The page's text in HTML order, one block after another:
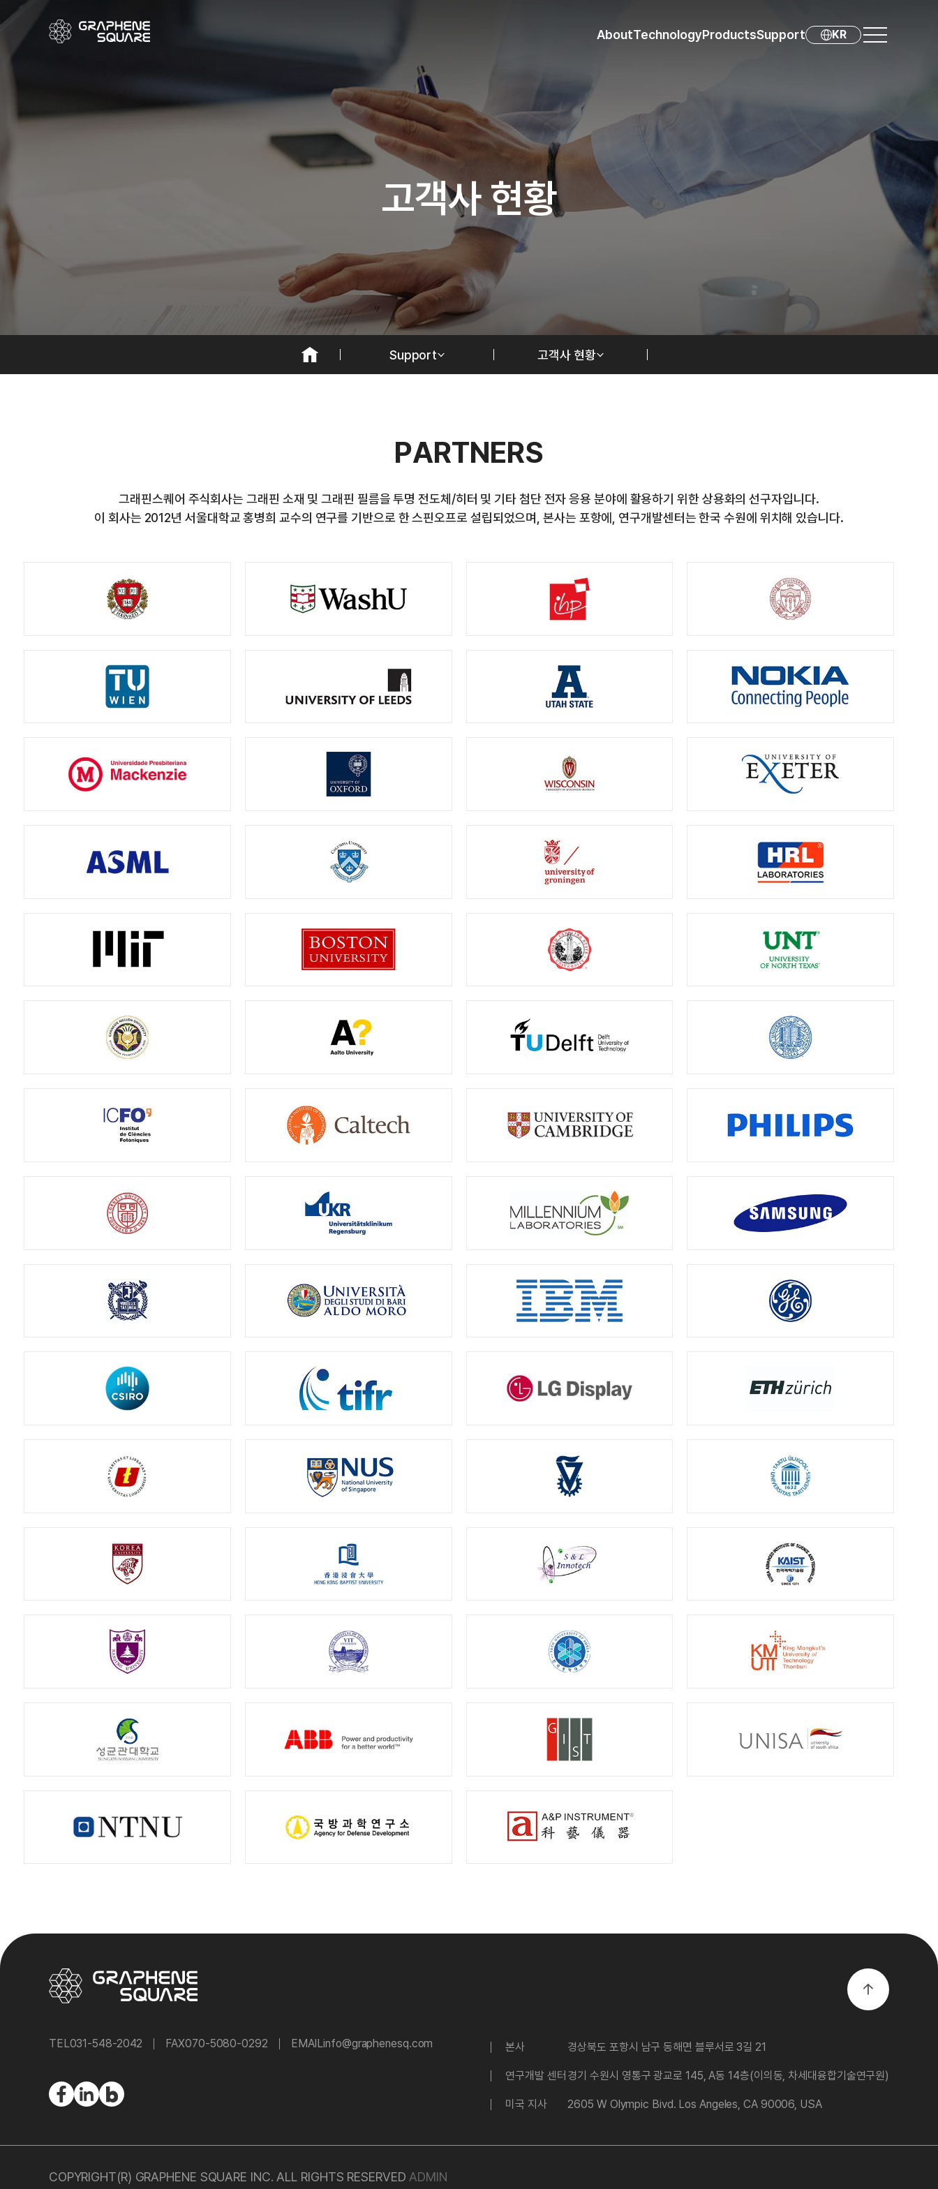
AboutTechnologyProductsSupport KR
고객사 현황
Support 고객사 현황
PARTNERS
그래핀스퀘어 주식회사는 그래핀 소재 및 그래핀 필름을 투명 전도체/히터 및 기타 첨단 전자 응용 분야에 활용하기 위한 상용화의 선구자입니다.
이 회사는 2012년 서울대학교 홍병희 교수의 연구를 기반으로 한 스핀오프로 설립되었으며, 본사는 포항에, 연구개발센터는 한국 수원에 위치해 있습니다.
TEL031-548-2042 FAX070-5080-0292 EMAILinfo@graphenesq.com 본사 경상북도 포항시 남구 동해면 블루서로 3길 21
연구개발 센터 경기 수원시 영통구 광교로 145, A동 14층(이의동, 차세대융합기술연구원)
미국 지사 2605 W Olympic Bivd. Los Angeles, CA 90006, USA
COPYRIGHT(R) GRAPHENE SQUARE INC. ALL RIGHTS RESERVEDADMIN